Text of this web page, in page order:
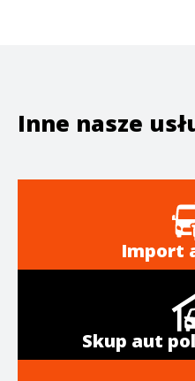
Inne nasze
Import
Skup aut